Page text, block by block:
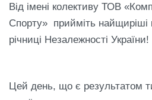
Від імені колективу ТОВ
Спорту» прийміть найщиріші
річниці Незалежності України!
Цей день, що є результатом